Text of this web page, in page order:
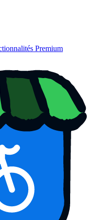
Premium